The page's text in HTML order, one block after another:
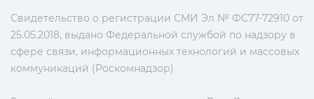
Свидетельство о регистрации СМИ Эл № ФС77-72910 от
25.05.2018, выдано Федеральной службой по надзору в
сфере связи, информационных технологий и массовых
коммуникаций (Роскомнадзор)